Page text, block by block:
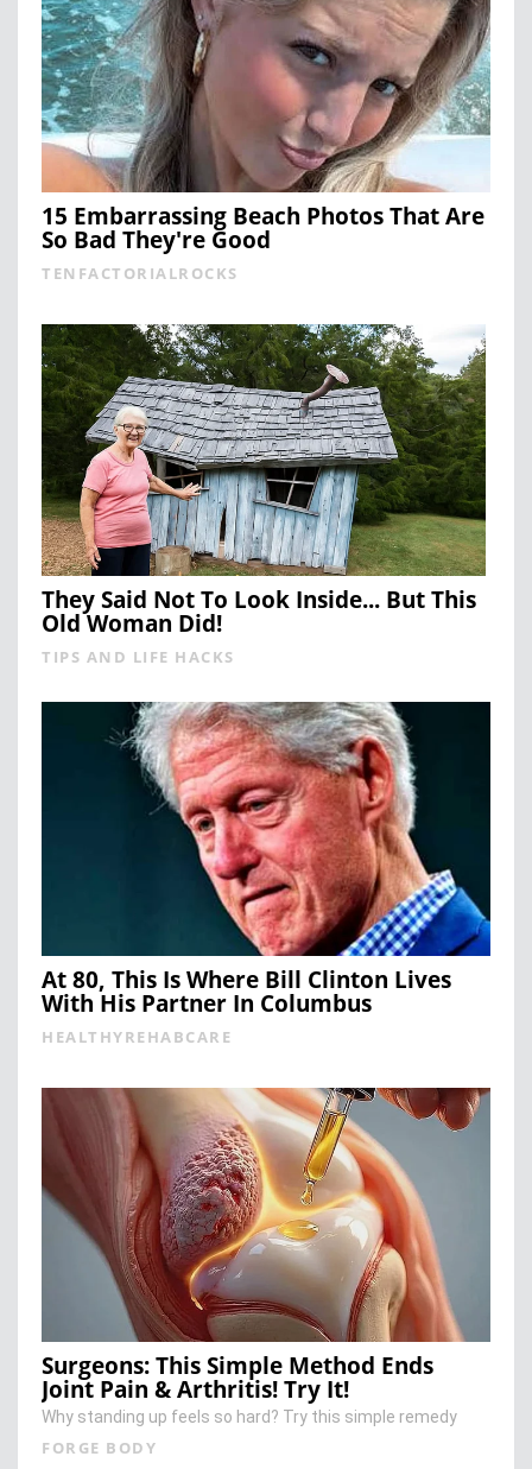
15 Embarrassing Beach Photos That Are
So Bad They're Good
TENFACTORIALROCKS
They Said Not To Look Inside... But This
Old Woman Did!
TIPS AND LIFE HACKS
At 80, This Is Where Bill Clinton Lives
With His Partner In Columbus
HEALTHYREHABCARE
Surgeons: This Simple Method Ends
Joint Pain & Arthritis! Try It!
Why standing up feels so hard? Try this simple remedy
FORGE BODY